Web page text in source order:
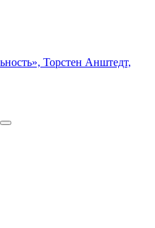
Торстен Анштедт,